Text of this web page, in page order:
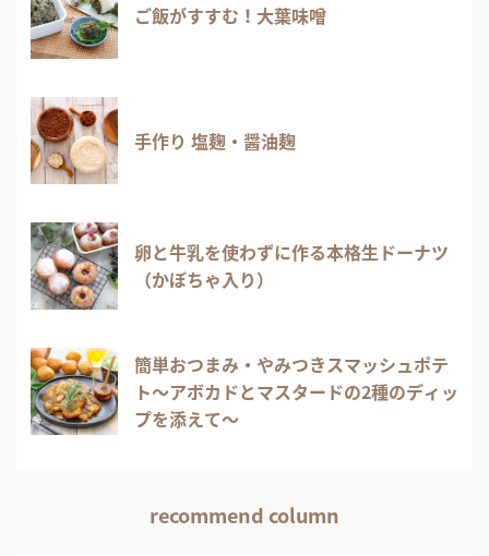
ご飯がすすむ！大葉味噌
手作り 塩麹・醤油麹
卵と牛乳を使わずに作る本格生ドーナツ
（かぼちゃ入り）
簡単おつまみ・やみつきスマッシュポテ
ト～アボカドとマスタードの2種のディッ
プを添えて～
recommend column